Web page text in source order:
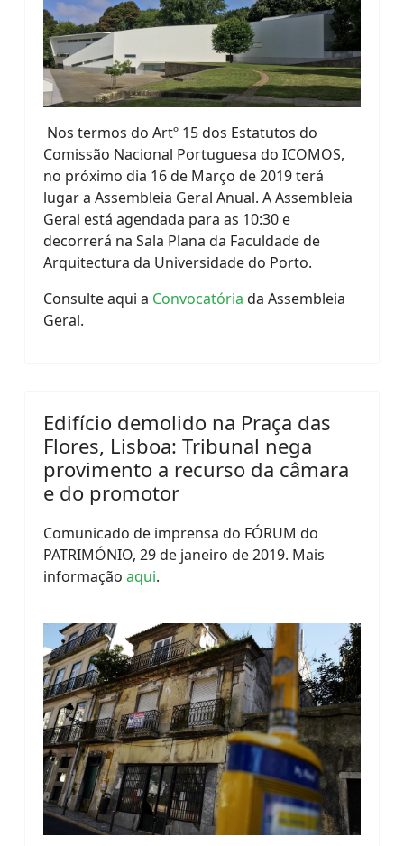
Nos termos do Artº 15 dos Estatutos do
Comissão Nacional Portuguesa do ICOMOS,
no próximo dia 16 de Março de 2019 terá
lugar a Assembleia Geral Anual. A Assembleia
Geral está agendada para as 10:30 e
decorrerá na Sala Plana da Faculdade de
Arquitectura da Universidade do Porto.
Consulte aqui a Convocatória da Assembleia
Geral.
Edifício demolido na Praça das
Flores, Lisboa: Tribunal nega
provimento a recurso da câmara
e do promotor
Comunicado de imprensa do FÓRUM do
PATRIMÓNIO, 29 de janeiro de 2019. Mais
informação aqui.